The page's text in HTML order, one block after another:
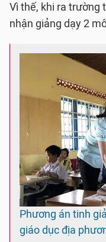
Vì thế, khi ra trường
nhận giảng dạy 2
Phương án tinh
giáo dục địa